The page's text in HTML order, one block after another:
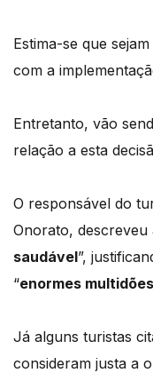
Estima-se que
com a
Entretanto, vão
relação a esta
O responsável do
Onorato, descreveu
saudável”,
“enormes
Já alguns turistas
consideram justa a